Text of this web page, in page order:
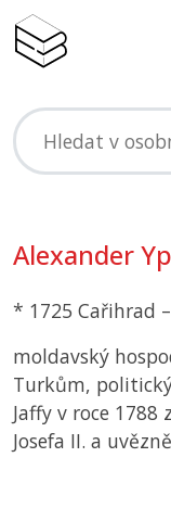
Alexander
* 1725 Cařihrad
moldavský
Turkům,
Jaffy v roce
Josefa II. a